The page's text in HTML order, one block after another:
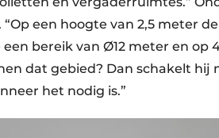
een hoogte van 2,5 meter
bereik van Ø12 meter en op
dat gebied? Dan schakelt hij
het nodig is.”